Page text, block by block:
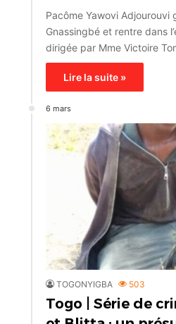
Pacôme Yawovi
Gnassingbé et rentre dans
dirigée par Mme Victoire
Lire la suite »
6 mars
TOGONYIGBA 503
Togo | Série de